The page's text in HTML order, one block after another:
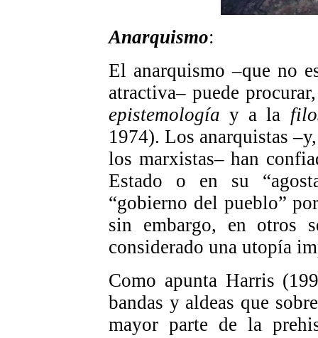
Anarquismo:
El anarquismo –que no
atractiva– puede
epistemología y a la
1974). Los anarquistas
los marxistas– han
Estado o en su
“gobierno del pueblo”
sin embargo, en otros
considerado una utopía
Como apunta Harris
bandas y aldeas que
mayor parte de la